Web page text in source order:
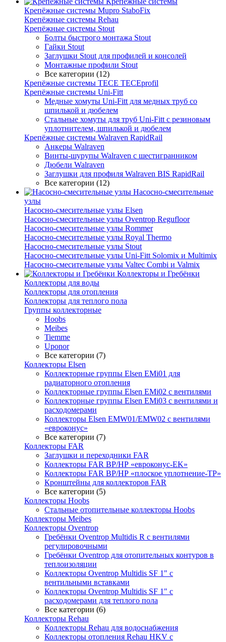
Крепёжные системы Mupro StaboFix
Крепёжные системы Rehau
Крепёжные системы Stout
Болты быстрого монтажа Stout
Гайки Stout
Заглушки Stout для профилей и консолей
Монтажные профили Stout
Все категории (12)
Крепёжные системы TECE TECEprofil
Крепёжные системы Uni-Fitt
Медные хомуты Uni-Fitt для медных труб со
шпилькой и дюбелем
Стальные хомуты для труб Uni-Fitt с резиновым
уплотнителем, шпилькой и дюбелем
Крепёжные системы Walraven RapidRail
Анкеры Walraven
Винты-шурупы Walraven с шестигранником
Дюбели Walraven
Заглушки для профиля Walraven BIS RapidRail
Все категории (12)
Насосно-смесительные
узлы
Насосно-смесительные узлы Elsen
Насосно-смесительные узлы Oventrop Regufloor
Насосно-смесительные узлы Rommer
Насосно-смесительные узлы Royal Thermo
Насосно-смесительные узлы Stout
Насосно-смесительные узлы Uni-Fitt Solomix и Multimix
Насосно-смесительные узлы Valtec Combi и Valmix
Коллекторы и Гребёнки
Коллекторы для воды
Коллекторы для отопления
Коллекторы для теплого пола
Группы коллекторные
Hoobs
Meibes
Tiemme
Uponor
Все категории (7)
Коллекторы Elsen
Коллекторные группы Elsen EMi01 для
радиаторного отопления
Коллекторные группы Elsen EMi02 с вентилями
Коллекторные группы Elsen EMi03 с вентилями и
расходомерами
Коллекторы Elsen EMW01/EMW02 с вентилями
«евроконус»
Все категории (7)
Коллекторы FAR
Заглушки и переходники FAR
Коллекторы FAR ВР/НР «евроконус-EK»
Коллекторы FAR ВР/НР «плоское уплотнение-TP»
Кронштейны для коллекторов FAR
Все категории (5)
Коллекторы Hoobs
Стальные отопительные коллекторы Hoobs
Коллекторы Meibes
Коллекторы Oventrop
Гребёнки Oventrop Multidis R с вентилями
регулировочными
Гребёнки Oventrop для отопительных контуров в
теплоизоляции
Коллекторы Oventrop Multidis SF 1" с
вентильными вставками
Коллекторы Oventrop Multidis SF 1" с
расходомерами для теплого пола
Все категории (6)
Коллекторы Rehau
Коллекторы Rehau для водоснабжения
Коллекторы отопления Rehau HKV с